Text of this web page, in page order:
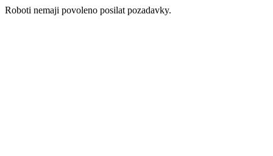
Roboti nemaji povoleno posilat pozadavky.